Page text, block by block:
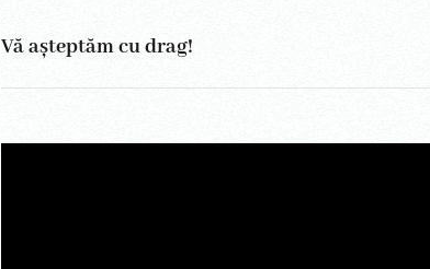
Vă așteptăm cu drag!